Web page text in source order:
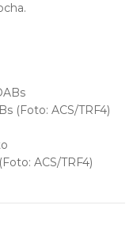
(Foto: ACS/TRF4)
ACS/TRF4)